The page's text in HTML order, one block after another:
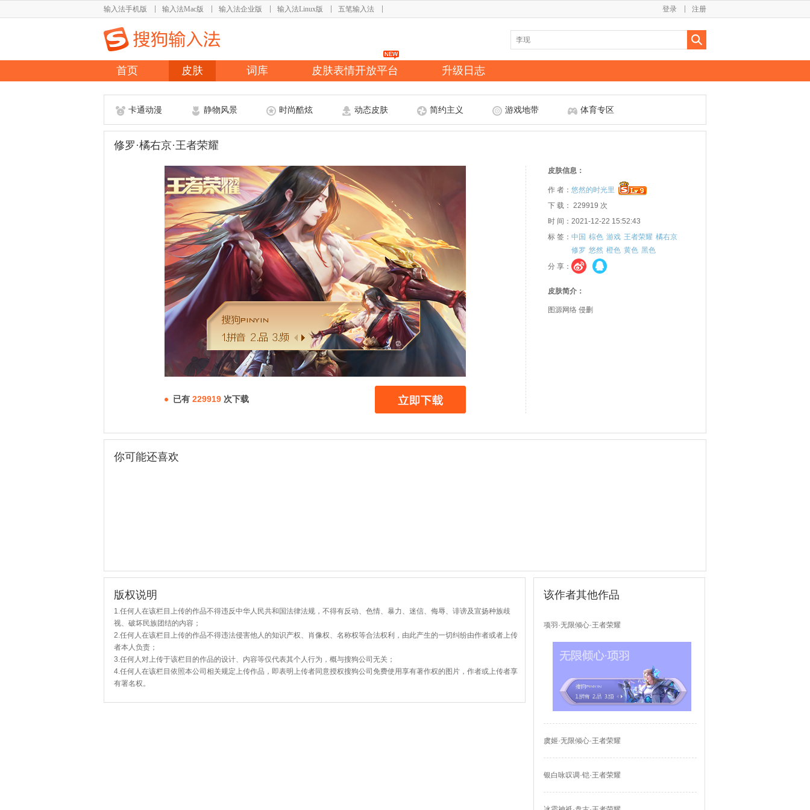
输入法手机版 输入法Mac版 输入法企业版 输入法Linux版 五笔输入法 注册
登录
首页 皮肤 词库 皮肤表情开放平台 升级日志
卡通动漫 静物风景 时尚酷炫 动态皮肤 简约主义 游戏地带 体育专区
修罗·橘右京·王者荣耀
已有 229919 次下载
皮肤信息：
作 者： 悠然的时光里
下 载： 229919 次
时 间：2021-12-22 15:52:43
标 签： 中国 棕色 游戏 王者荣耀 橘右京
修罗 悠然 橙色 黄色 黑色
分 享：
皮肤简介：
图源网络 侵删
你可能还喜欢
版权说明
1.任何人在该栏目上传的作品不得违反中华人民共和国法律法规，不得有反动、色情、暴力、迷信、侮辱、诽谤及宣扬种族歧
视、破坏民族团结的内容；
2.任何人在该栏目上传的作品不得违法侵害他人的知识产权、肖像权、名称权等合法权利，由此产生的一切纠纷由作者或者上传
者本人负责；
3.任何人对上传于该栏目的作品的设计、内容等仅代表其个人行为，概与搜狗公司无关；
4.任何人在该栏目依照本公司相关规定上传作品，即表明上传者同意授权搜狗公司免费使用享有著作权的图片，作者或上传者享
有署名权。
该作者其他作品
项羽·无限倾心·王者荣耀
虞姬·无限倾心·王者荣耀
银白咏叹调·铠·王者荣耀